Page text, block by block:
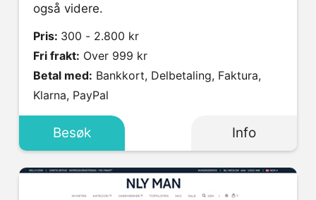
også videre.
Pris: 300 - 2.800 kr
Fri frakt: Over 999 kr
Betal med:
Klarna, PayPal
Besøk Info